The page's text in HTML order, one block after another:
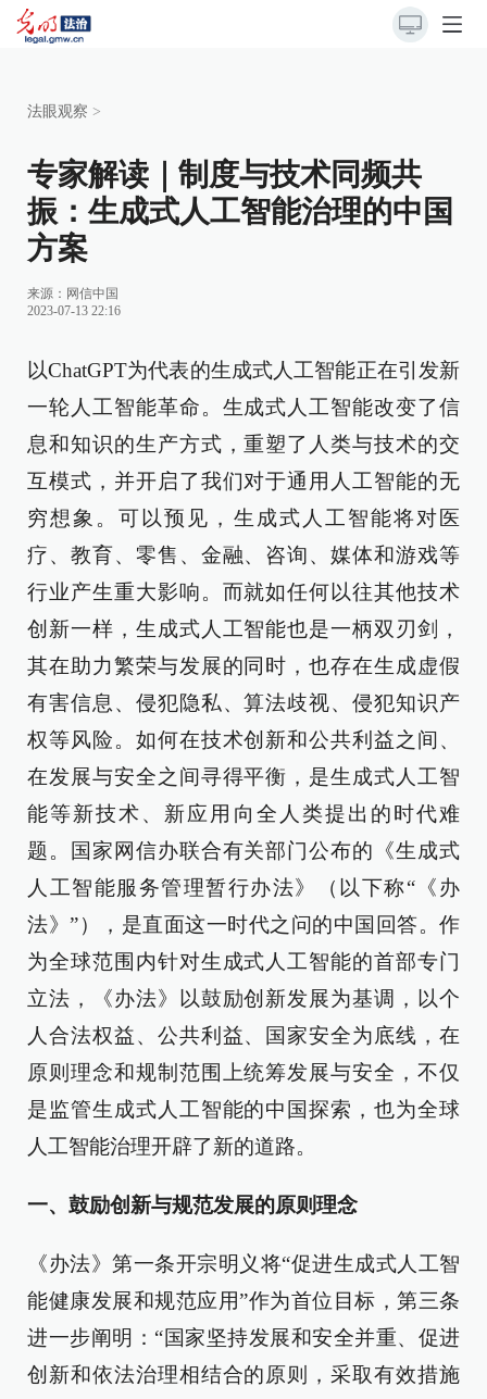
法眼观察 >
专家解读｜制度与技术同频共
振：生成式人工智能治理的中国
方案
来源： 网信中国
2023-07-13 22:16
以ChatGPT为代表的生成式人工智能正在引发新
一轮人工智能革命。生成式人工智能改变了信
息和知识的生产方式，重塑了人类与技术的交
互模式，并开启了我们对于通用人工智能的无
穷想象。可以预见，生成式人工智能将对医
疗、教育、零售、金融、咨询、媒体和游戏等
行业产生重大影响。而就如任何以往其他技术
创新一样，生成式人工智能也是一柄双刃剑，
其在助力繁荣与发展的同时，也存在生成虚假
有害信息、侵犯隐私、算法歧视、侵犯知识产
权等风险。如何在技术创新和公共利益之间、
在发展与安全之间寻得平衡，是生成式人工智
能等新技术、新应用向全人类提出的时代难
题。国家网信办联合有关部门公布的《生成式
人工智能服务管理暂行办法》（以下称“《办
法》”），是直面这一时代之问的中国回答。作
为全球范围内针对生成式人工智能的首部专门
立法，《办法》以鼓励创新发展为基调，以个
人合法权益、公共利益、国家安全为底线，在
原则理念和规制范围上统筹发展与安全，不仅
是监管生成式人工智能的中国探索，也为全球
人工智能治理开辟了新的道路。
一、鼓励创新与规范发展的原则理念
《办法》第一条开宗明义将“促进生成式人工智
能健康发展和规范应用”作为首位目标，第三条
进一步阐明：“国家坚持发展和安全并重、促进
创新和依法治理相结合的原则，采取有效措施